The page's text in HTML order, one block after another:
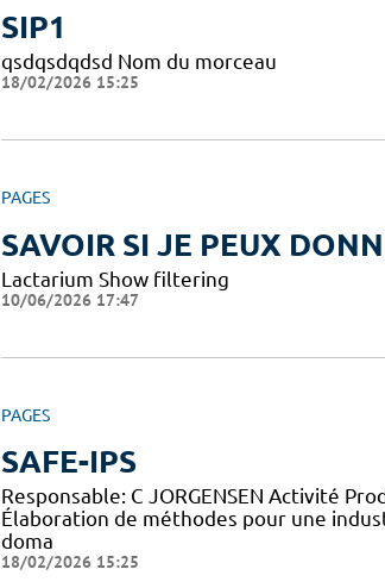
SIP1
qsdqsdqdsd Nom du morceau
18/02/2026 15:25
PAGES
SAVOIR SI JE PEUX
Lactarium Show filtering
10/06/2026 17:47
PAGES
SAFE-IPS
Responsable: C JORGENSEN Activité
Élaboration de méthodes pour une
doma
18/02/2026 15:25